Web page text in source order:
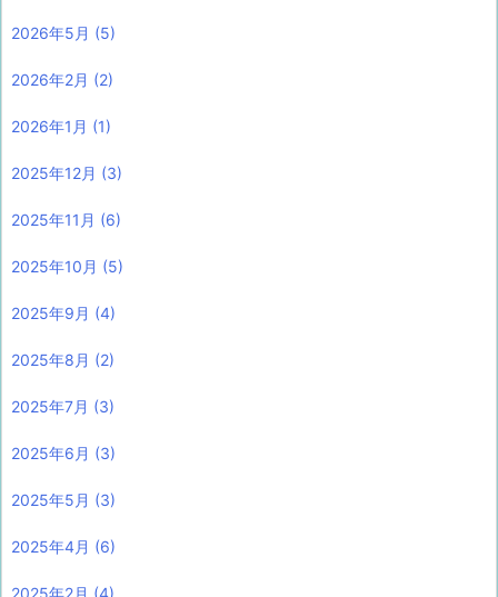
2026年5月 (5)
2026年2月 (2)
2026年1月 (1)
2025年12月 (3)
2025年11月 (6)
2025年10月 (5)
2025年9月 (4)
2025年8月 (2)
2025年7月 (3)
2025年6月 (3)
2025年5月 (3)
2025年4月 (6)
2025年2月 (4)